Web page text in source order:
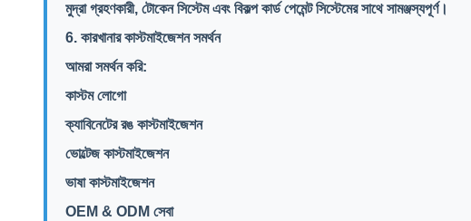
মুদ্রা গ্রহণকারী, টোকেন সিস্টেম এবং বিকল্প কার্ড পেমেন্ট সিস্টেমের সাথে সামঞ্জস্যপূর্ণ।
6. কারখানার কাস্টমাইজেশন সমর্থন
আমরা সমর্থন করি:
কাস্টম লোগো
ক্যাবিনেটের রঙ কাস্টমাইজেশন
ভোল্টেজ কাস্টমাইজেশন
ভাষা কাস্টমাইজেশন
OEM & ODM সেবা